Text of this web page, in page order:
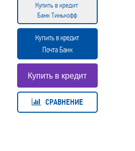
Купить в кредит
Банк Тинькофф
Купить в кредит
Почта Банк
СРАВНЕНИЕ